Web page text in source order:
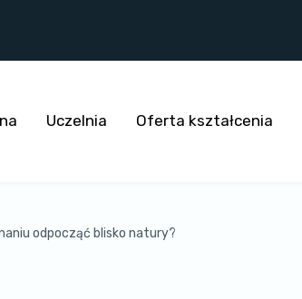
Uczelnia Oferta kształcenia
odpocząć blisko natury?